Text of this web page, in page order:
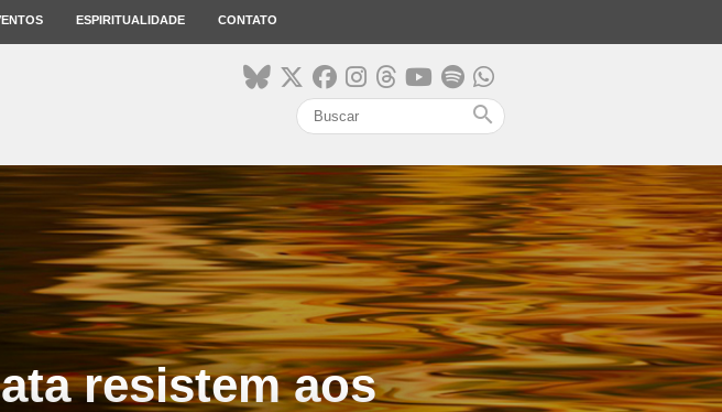
ESPIRITUALIDADE CONTATO
search
resistem aos